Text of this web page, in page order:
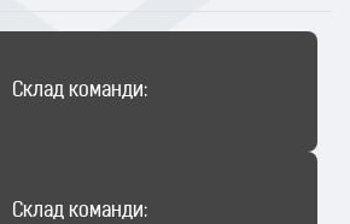
Склад команди:
Склад команди: